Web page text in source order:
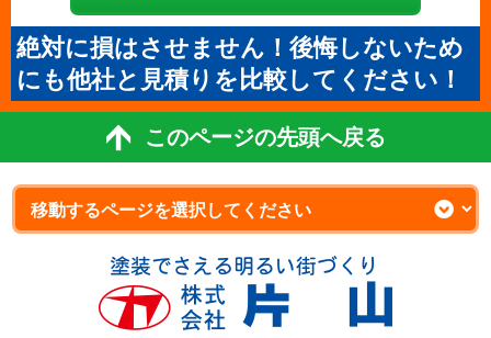
絶対に損はさせません！後悔しないため
にも他社と見積りを比較してください！
このページの先頭へ戻る